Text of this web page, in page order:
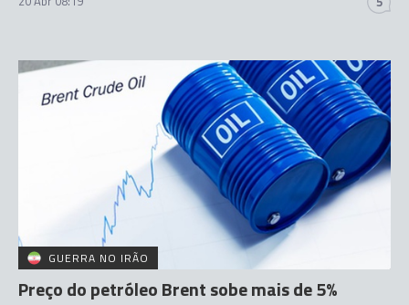
GUERRA NO IRÃO
Preço do petróleo Brent sobe mais de 5%